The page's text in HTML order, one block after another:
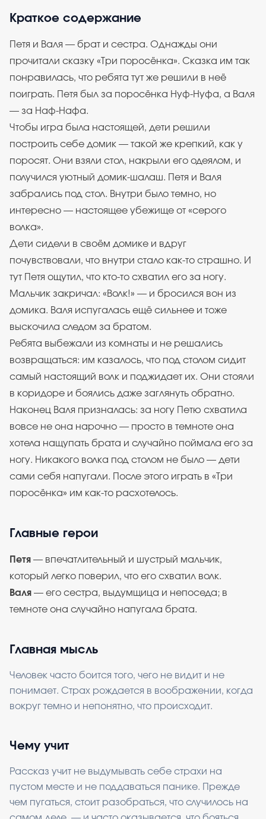
Краткое содержание
Петя и Валя — брат и сестра. Однажды они
прочитали сказку «Три поросёнка». Сказка им так
понравилась, что ребята тут же решили в неё
поиграть. Петя был за поросёнка Нуф-Нуфа, а Валя
— за Наф-Нафа.
Чтобы игра была настоящей, дети решили
построить себе домик — такой же крепкий, как у
поросят. Они взяли стол, накрыли его одеялом, и
получился уютный домик-шалаш. Петя и Валя
забрались под стол. Внутри было темно, но
интересно — настоящее убежище от «серого
волка».
Дети сидели в своём домике и вдруг
почувствовали, что внутри стало как-то страшно. И
тут Петя ощутил, что кто-то схватил его за ногу.
Мальчик закричал: «Волк!» — и бросился вон из
домика. Валя испугалась ещё сильнее и тоже
выскочила следом за братом.
Ребята выбежали из комнаты и не решались
возвращаться: им казалось, что под столом сидит
самый настоящий волк и поджидает их. Они стояли
в коридоре и боялись даже заглянуть обратно.
Наконец Валя призналась: за ногу Петю схватила
вовсе не она нарочно — просто в темноте она
хотела нащупать брата и случайно поймала его за
ногу. Никакого волка под столом не было — дети
сами себя напугали. После этого играть в «Три
поросёнка» им как-то расхотелось.
Главные герои
Петя — впечатлительный и шустрый мальчик,
который легко поверил, что его схватил волк.
Валя — его сестра, выдумщица и непоседа; в
темноте она случайно напугала брата.
Главная мысль
Человек часто боится того, чего не видит и не
понимает. Страх рождается в воображении, когда
вокруг темно и непонятно, что происходит.
Чему учит
Рассказ учит не выдумывать себе страхи на
пустом месте и не поддаваться панике. Прежде
чем пугаться, стоит разобраться, что случилось на